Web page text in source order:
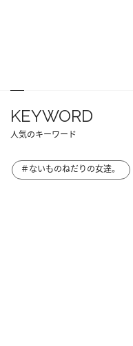
KEYWORD
人気のキーワード
＃ないものねだりの女達。